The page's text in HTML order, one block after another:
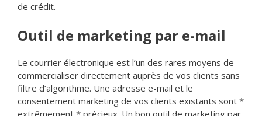
de crédit.
Outil de marketing par e-mail
Le courrier électronique est l’un des rares moyens de
commercialiser directement auprès de vos clients sans
filtre d’algorithme. Une adresse e-mail et le
consentement marketing de vos clients existants sont *
extrêmement * précieux. Un bon outil de marketing par